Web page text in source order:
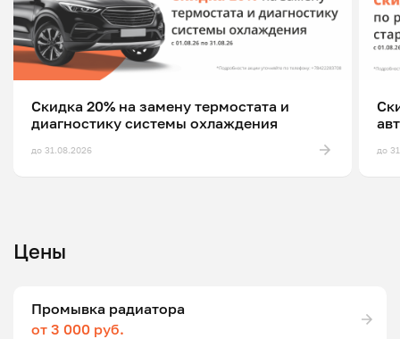
Скидка 20% на замену термостата и
диагностику системы охлаждения
до 31.08.2026 до
Цены
Промывка радиатора
от 3 000 руб.